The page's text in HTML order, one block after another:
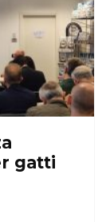
gatti